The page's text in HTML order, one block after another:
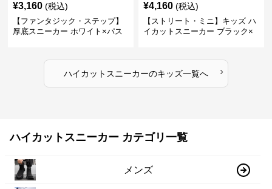
¥3,160 (税込)
【ファンタジック・ステップ】
厚底スニーカー ホワイト×パス
¥4,160 (税込)
【ストリート・ミニ】キッズ ハ
イカットスニーカー ブラック×
ハイカットスニーカーのキッズ一覧へ ›
ハイカットスニーカー カテゴリ一覧
メンズ